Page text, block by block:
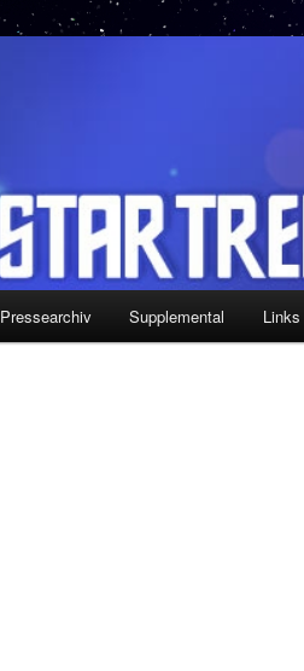
Pressearchiv Supplemental Links